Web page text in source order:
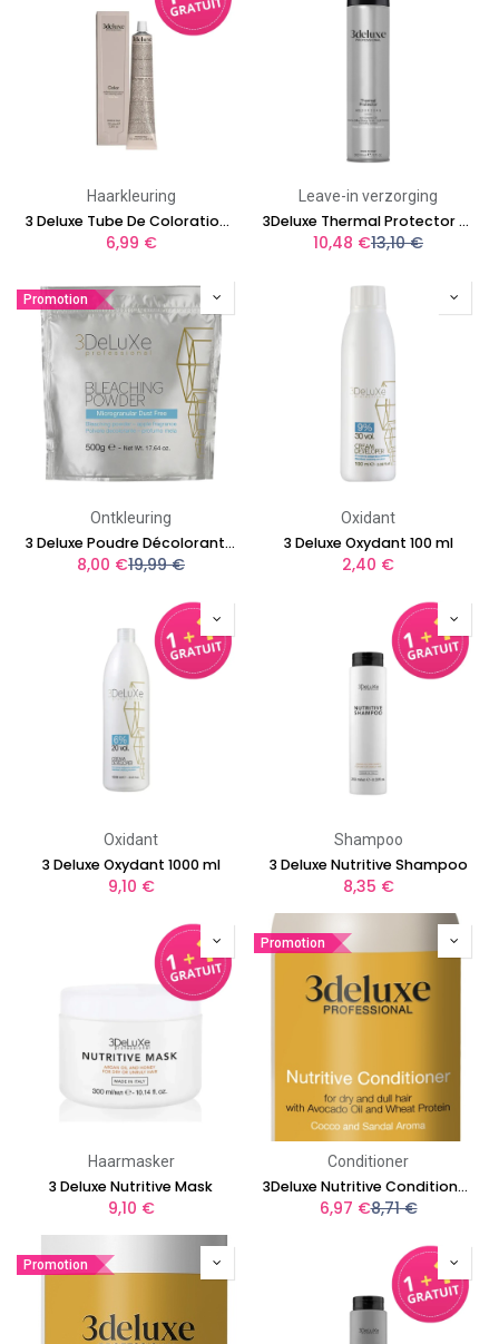
Haarkleuring
3 Deluxe Tube De Coloration 100 ml
6,99 €
Leave-in verzorging
3Deluxe Thermal Protector 300ml
10,48 €13,10€
Promotion
Ontkleuring
3 Deluxe Poudre Décolorante 500 gr
8,00 €19,99€
Oxidant
3 Deluxe Oxydant 100 ml
2,40 €
Oxidant
3 Deluxe Oxydant 1000 ml
9,10 €
Shampoo
3 Deluxe Nutritive Shampoo
8,35 €
Haarmasker
3 Deluxe Nutritive Mask
9,10 €
Promotion
Conditioner
3Deluxe Nutritive Conditioner 250ml
6,97 €8,71€
Promotion